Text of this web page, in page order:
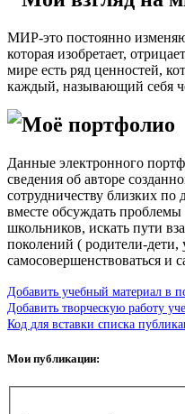
МИР-это постоянно
которая изобретает,
мире есть ряд ценностей,
каждый, называющий себя
Моё портфолио
Данные электронного
сведения об авторе
сотрудничеству близких по
вместе обсуждать
школьников, искать пути
поколений ( родители-дети,
самосовершенствоваться и
Добавить учебный материал в
Добавить творческую работу
Код для вставки списка
Мои публикации: